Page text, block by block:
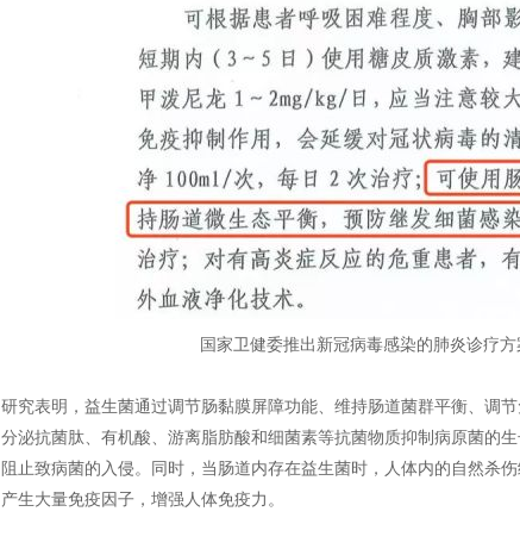
国家卫健委推出新冠病毒感染的肺炎诊疗
研究表明，益生菌通过调节肠黏膜屏障功能、维持肠道菌群平衡、调
分泌抗菌肽、有机酸、游离脂肪酸和细菌素等抗菌物质抑制病原菌的
阻止致病菌的入侵。同时，当肠道内存在益生菌时，人体内的自然杀
产生大量免疫因子，增强人体免疫力。